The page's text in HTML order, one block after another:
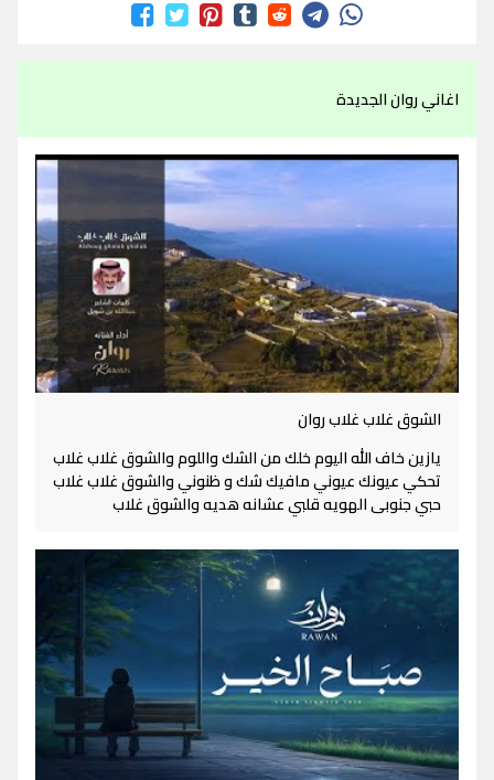
اغاني روان الجديدة
الشوق غلاب غلاب روان
يازين خاف الله اليوم خلك من الشك واللوم والشوق غلاب غلاب
تحكي عيونك عيوني مافيك شك و ظنوني والشوق غلاب غلاب
حبي جنوبى الهويه قلبي عشانه هديه والشوق غلاب